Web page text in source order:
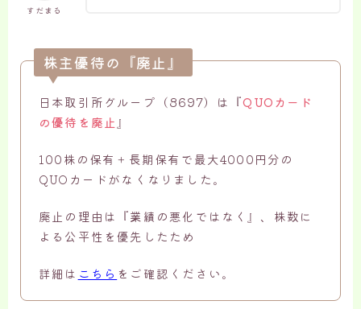
すだまる
株主優待の『廃止』
日本取引所グループ（8697）は『QUOカード
の優待を廃止 』
100株の保有＋長期保有で最大4000円分の
QUOカードがなくなりました。
廃止の理由は『業績の悪化ではなく』、株数に
よる公平性を優先したため
詳細は こちら をご確認ください。
無料口座開設はこちら